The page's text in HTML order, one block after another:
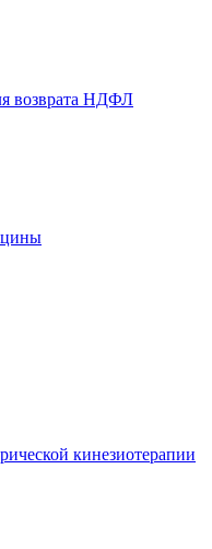
возврата НДФЛ
кинезиотерапии